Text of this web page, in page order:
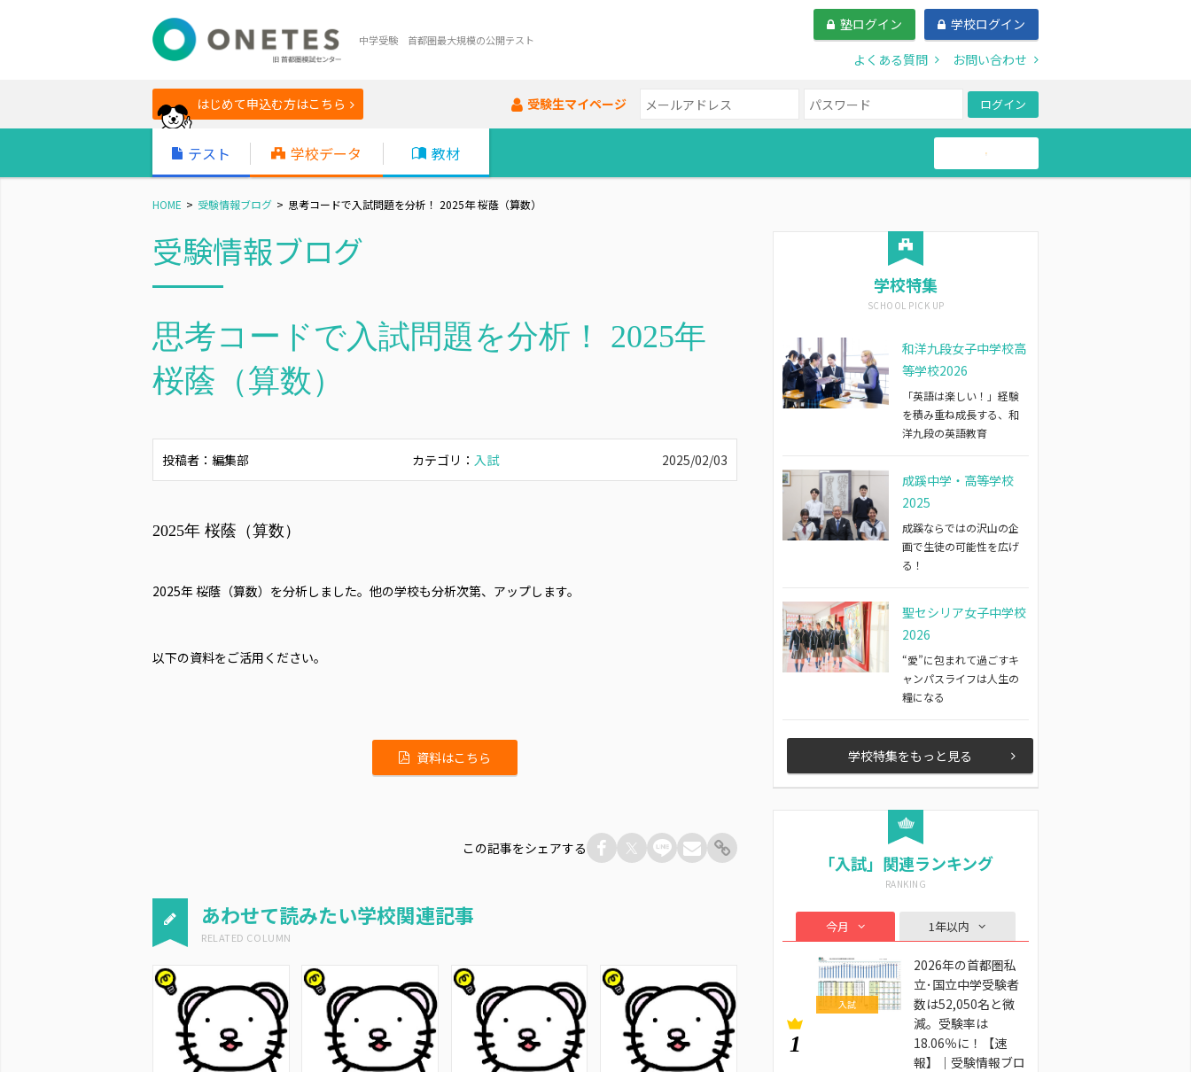
中学受験 首都圏最大規模の公開テスト
塾ログイン
学校ログイン
よくある質問
お問い合わせ
はじめて申込む方はこちら 受験生マイページ ログイン
テスト 学校データ 教材 帰国生
HOME 受験情報ブログ 思考コードで入試問題を分析！ 2025年 桜蔭（算数）
受験情報ブログ
思考コードで入試問題を分析！ 2025年
桜蔭（算数）
投稿者：編集部 カテゴリ： 入試 2025/02/03
2025年 桜蔭（算数）
2025年 桜蔭（算数）を分析しました。 他の学校も分析次第、アップします。
以下の資料をご活用ください。
資料はこちら
この記事をシェアする
あわせて読みたい学校関連記事
学校特集
和洋九段女子中学校高
等学校2026
「英語は楽しい！」経験
を積み重ね成長する、和
洋九段の英語教育
成蹊中学・高等学校
2025
成蹊ならではの沢山の企
画で生徒の可能性を広げ
る！
聖セシリア女子中学校
2026
“愛”に包まれて過ごすキ
ャンパスライフは人生の
糧になる
学校特集をもっと見る
「入試」関連ランキング
今月 1年以内
1
入試
2026年の首都圏私
立･国立中学受験者
数は52,050名と微
減。受験率は
18.06％に！【速
報】｜受験情報ブロ